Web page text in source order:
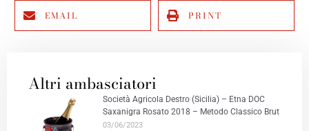
EMAIL PRINT
Altri ambasciatori
Società Agricola Destro (Sicilia) – Etna DOC
Saxanigra Rosato 2018 – Metodo Classico Brut
03/06/2023